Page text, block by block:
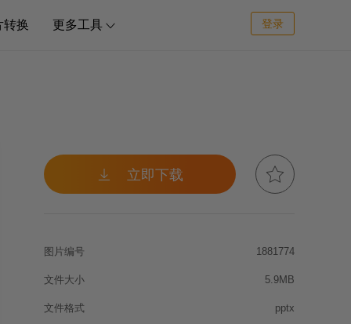
转换 更多工具  登录
 立即下载 
图片编号 1881774
文件大小 5.9MB
文件格式 pptx